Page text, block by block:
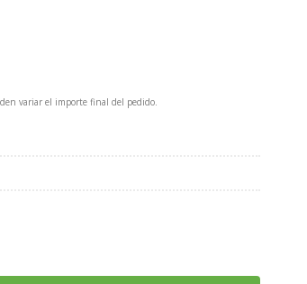
variar el importe final del pedido.